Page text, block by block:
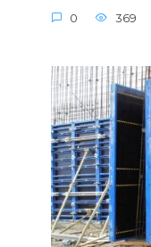
0 369